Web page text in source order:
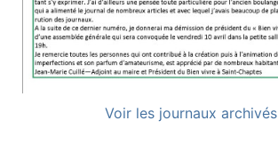
Voir les journaux archivés